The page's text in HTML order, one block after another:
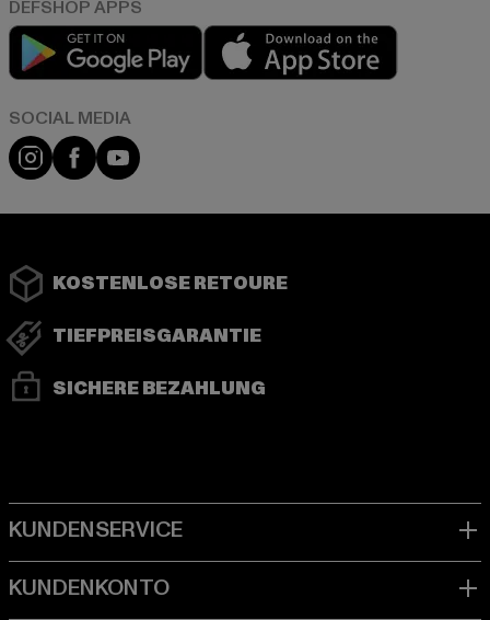
Play market
Instagram
FacebookYouTube
KOSTENLOSE RETOURE
TIEFPREISGARANTIE
SICHERE BEZAHLUNG